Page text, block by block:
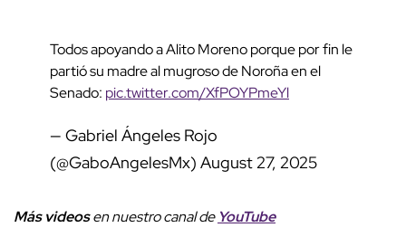
Todos apoyando a Alito Moreno porque por fin le
partió su madre al mugroso de Noroña en el
Senado: pic.twitter.com/XfPOYPmeYl
— Gabriel Ángeles Rojo
(@GaboAngelesMx) August 27, 2025
Más videosen nuestro canal de YouTube